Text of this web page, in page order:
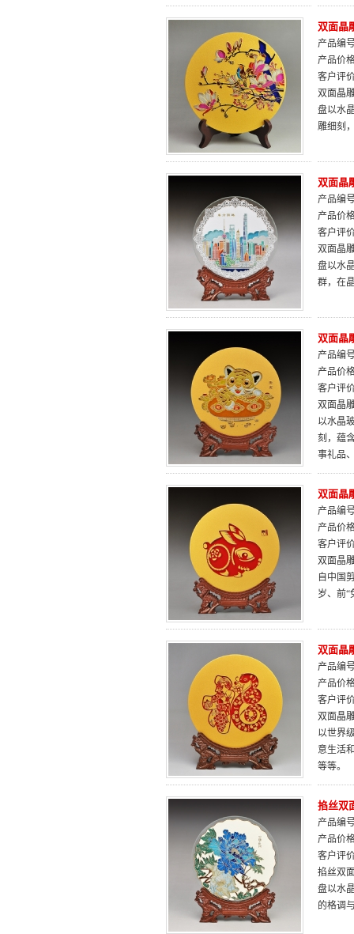
双面晶
产品编
产品价
客户评
双面晶
盘以水
雕细刻
双面晶
产品编
产品价
客户评
双面晶
盘以水
群，在
双面晶
产品编
产品价
客户评
双面晶
以水晶
刻，蕴
事礼品
双面晶
产品编
产品价
客户评
双面晶
自中国
岁、前
双面晶
产品编
产品价
客户评
双面晶
以世界
意生活
等等。
掐丝双
产品编
产品价
客户评
掐丝双
盘以水
的格调